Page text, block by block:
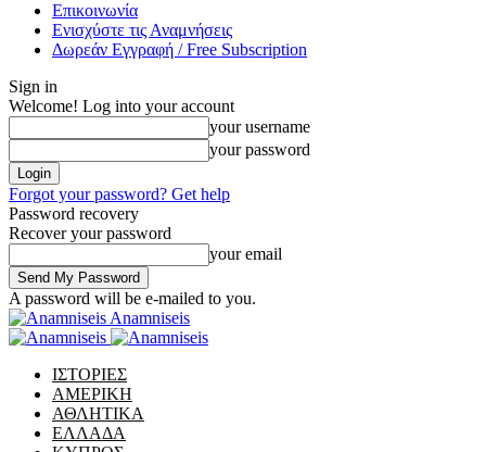
Επικοινωνία
Ενισχύστε τις Αναμνήσεις
Δωρεάν Εγγραφή / Free Subscription
Sign in
Welcome! Log into your account
your username
your password
Forgot your password? Get help
Password recovery
Recover your password
your email
A password will be e-mailed to you.
Anamniseis
ΙΣΤΟΡΙΕΣ
ΑΜΕΡΙΚΗ
ΑΘΛΗΤΙΚΑ
ΕΛΛΑΔΑ